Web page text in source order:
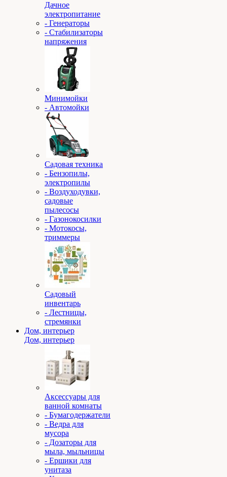
Дачное
электропитание
- Генераторы
- Стабилизаторы
напряжения
Минимойки
- Автомойки
Садовая техника
- Бензопилы,
электропилы
- Воздуходувки,
садовые
пылесосы
- Газонокосилки
- Мотокосы,
триммеры
Садовый
инвентарь
- Лестницы,
стремянки
Дом, интерьер
Дом, интерьер
Аксессуары для
ванной комнаты
- Бумагодержатели
- Ведра для
мусора
- Дозаторы для
мыла, мыльницы
- Ершики для
унитаза